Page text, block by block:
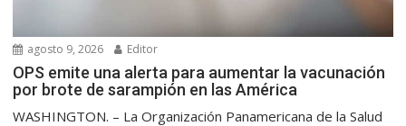
agosto 9, 2026 Editor
OPS emite una alerta para aumentar la vacunación
por brote de sarampión en las América
WASHINGTON. – La Organización Panamericana de la Salud